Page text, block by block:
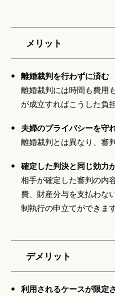
メリット
離婚裁判を行わずに済む
離婚裁判には時間も費用
が成立すればこうした負
夫婦のプライバシーを守
離婚裁判とは異なり、審
確定した判決と同じ効力
相手が確定した審判の内
費、財産分与を支払わな
制執行の申立てができます
デメリット
利用されるケースが限定